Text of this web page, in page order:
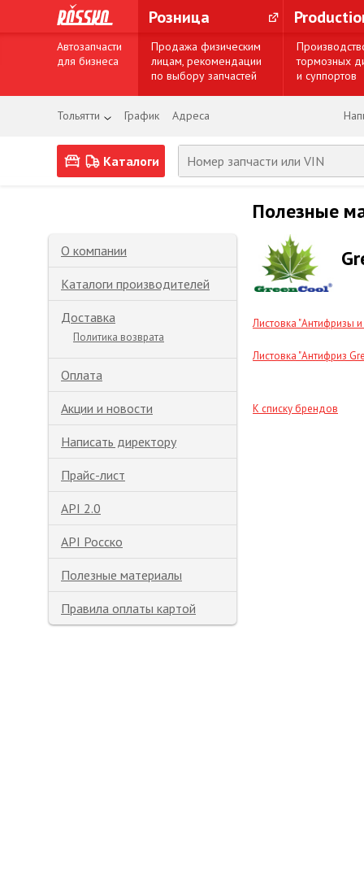
Розница
Автозапчасти
для бизнеса
Продажа физическим
лицам, рекомендации
по выбору запчастей
тормозных
и суппортов
Тольятти График Адреса
Каталоги
О компании
Каталоги производителей
Доставка
Политика возврата
Оплата
Акции и новости
Написать директору
Прайс-лист
API 2.0
API Росско
Полезные материалы
Правила оплаты картой
Полезные
Листовка "Антифризы
Листовка "Антифриз
К списку брендов